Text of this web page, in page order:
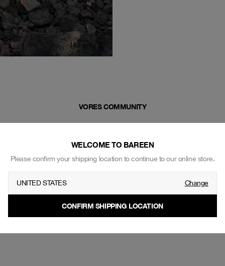
165 cm / S
VORES COMMUNITY
WELCOME TO BAREEN
Please confirm your shipping location to continue to our online store.
UNITED STATES Change
CONFIRM SHIPPING LOCATION